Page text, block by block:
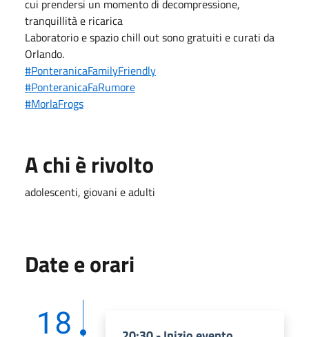
cui prendersi un momento di decompressione,
tranquillità e ricarica
Laboratorio e spazio chill out sono gratuiti e curati da
Orlando.
#PonteranicaFamilyFriendly
#PonteranicaFaRumore
#MorlaFrogs
A chi è rivolto
adolescenti, giovani e adulti
Date e orari
18